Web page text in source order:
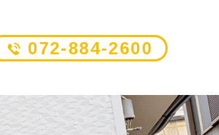
072-884-2600